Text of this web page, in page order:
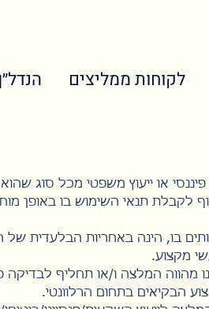
לקוחות ממליצים
או ייעוץ משפטי מכל סוג
לקבלת תנאי השימוש בו באופן
בו, הינה באחריות הבלעדית של
מקצוע.
מהווה המלצה ו/או תחליף לבדיקה
הבקיאים בתחום הרלוונטי.